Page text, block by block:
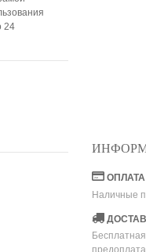
24
ОПЛАТА
Наличные